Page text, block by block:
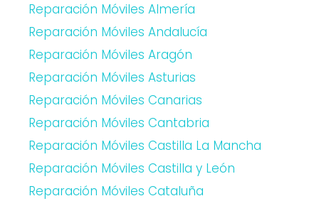
Reparación Móviles Almería
Reparación Móviles Andalucía
Reparación Móviles Aragón
Reparación Móviles Asturias
Reparación Móviles Canarias
Reparación Móviles Cantabria
Reparación Móviles Castilla La Mancha
Reparación Móviles Castilla y León
Reparación Móviles Cataluña